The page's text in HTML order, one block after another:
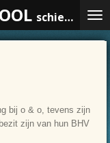
schiedam
bij o & o, tevens zijn
zijn van hun BHV